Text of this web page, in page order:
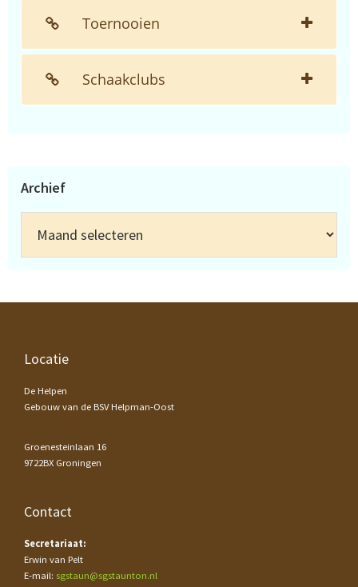
Toernooien
Schaakclubs
Archief
Footer
Locatie
De Helpen
Gebouw van de BSV Helpman-Oost
Groenesteinlaan 16
9722BX Groningen
Contact
Secretariaat:
Erwin van Pelt
E-mail: sgstaun@sgstaunton.nl